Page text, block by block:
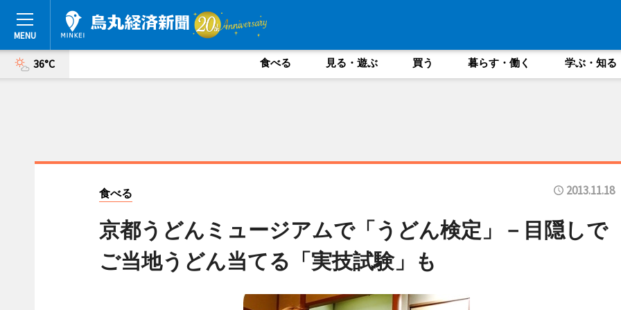
36°C 食べる 見る・遊ぶ 買う 暮らす・働く 学ぶ・知る
食べる 2013.11.18
京都うどんミュージアムで「うどん検定」－目隠しで
ご当地うどん当てる「実技試験」も